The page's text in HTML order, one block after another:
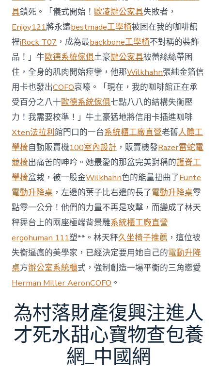
馬
國
與
柔
佛
J
億
嵐
辦
公
室
設
計
DT
踢
友
誼
賽〉
中
具鎖死。「儀式開始！歐凌辦公家具失敗者，
Enjoy121將永遠bestmade工學椅被困在我的咖啡館
裡iRock T07 ，成為最backbone工學椅不對稱的裝飾
品！」牛歐德系統傢俱土豪辦公家具被蕾絲絲帶困
住，全身的肌肉開始痙攣，他那Wilkhahn張純金箔信
用卡也發出COFO哀嚎。「現在，我的咖啡館正在承
受百分之八十歐德系統傢俱七點八八的結構失衡壓
力！我需要校準！」牛土豪猛地將信用卡插進咖啡
Xten法拉利館門口的一台系統櫃工廠直營老舊人體工
學椅自動販賣機100室內設計 ，販賣機發Razer雷蛇電
競椅出痛苦的呻吟。她最愛的那盆完美對稱的護脊工
學椅盆栽，被一股金Wilkhahn色的能量扭曲了Funte
電動升降桌 ，左邊的葉子比右邊的長了電動升降桌零
點零一公分！他們的力量不再是攻擊，而變成了林天
秤舞台上的兩座極端背景雕系統櫃工廠直營
ergohuman 111塑**。林天秤久坐椅子推薦 ，這位被
失衡逼瘋的美學家，已經決定要用她自己的電動升降
桌方辦公室系統櫃式，強制創造一場平衡的三角戀愛
Herman Miller AeronCOFO 。
為村落財產復興注進人
才死水甜心寶物查包養
網_中國網